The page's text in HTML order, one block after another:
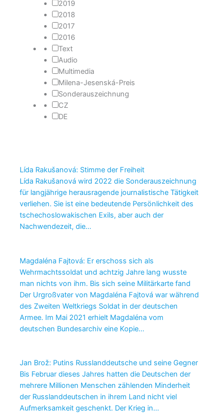
2019
2018
2017
2016
Text
Audio
Multimedia
Milena-Jesenská-Preis
Sonderauszeichnung
CZ
DE
Lída Rakušanová: Stimme der Freiheit
Lída Rakušanová wird 2022 die Sonderauszeichnung
für langjährige herausragende journalistische Tätigkeit
verliehen. Sie ist eine bedeutende Persönlichkeit des
tschechoslowakischen Exils, aber auch der
Nachwendezeit, die…
Magdaléna Fajtová: Er erschoss sich als
Wehrmachtssoldat und achtzig Jahre lang wusste
man nichts von ihm. Bis sich seine Militärkarte fand
Der Urgroßvater von Magdaléna Fajtová war während
des Zweiten Weltkriegs Soldat in der deutschen
Armee. Im Mai 2021 erhielt Magdaléna vom
deutschen Bundesarchiv eine Kopie…
Jan Brož: Putins Russlanddeutsche und seine Gegner
Bis Februar dieses Jahres hatten die Deutschen der
mehrere Millionen Menschen zählenden Minderheit
der Russlanddeutschen in ihrem Land nicht viel
Aufmerksamkeit geschenkt. Der Krieg in…